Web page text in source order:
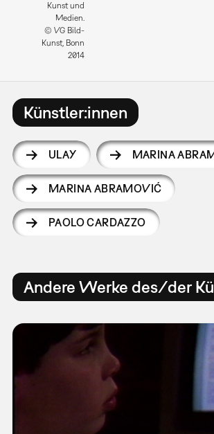
Kunst und
Medien.
© VG Bild-
Kunst, Bonn
2014
Künstler:innen
ULAY MARINA
MARINA ABRAMOVIĆ
PAOLO CARDAZZO
Andere Werke des/der